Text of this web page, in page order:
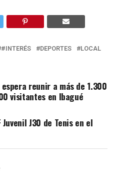
#INTERÉS DEPORTES
LOCAL
reunir a más de 1.300
visitantes en Ibagué
J30 de Tenis en el